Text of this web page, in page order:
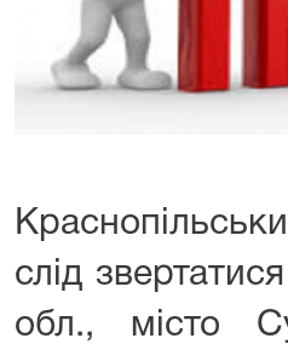
слід
обл., місто